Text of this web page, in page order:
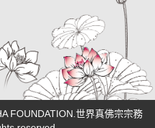
FOUNDATION.世界真佛宗宗務